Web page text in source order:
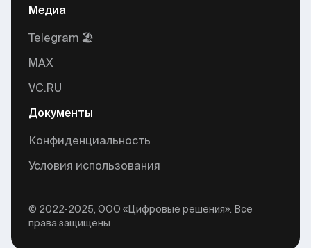
Медиа
Telegram 🏖
MAX
VC.RU
Документы
Конфиденциальность
Условия использования
© 2022-2025, ООО «Цифровые решения». Все
права защищены